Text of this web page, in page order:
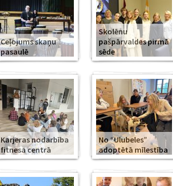
Ceļojums skaņu
pasaulē
Skolēnu
pašpārvaldes pirmā
sēde
Karjeras nodarbība
fitnesa centrā
No “Ulubeles”
adoptētā mīlestība